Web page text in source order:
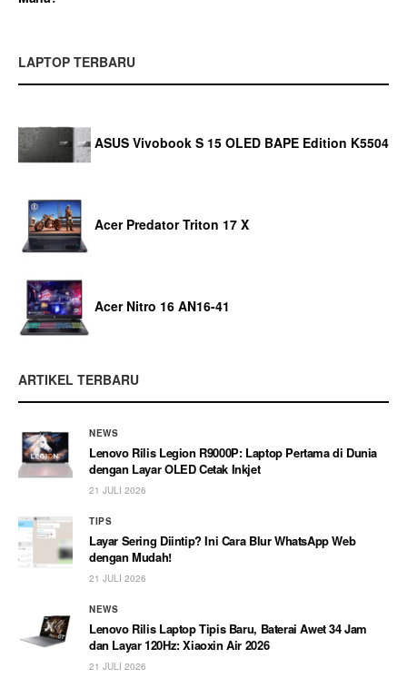
LAPTOP TERBARU
ASUS Vivobook S 15 OLED BAPE Edition K5504
Acer Predator Triton 17 X
Acer Nitro 16 AN16-41
ARTIKEL TERBARU
NEWS
Lenovo Rilis Legion R9000P: Laptop Pertama di Dunia
dengan Layar OLED Cetak Inkjet
21 JULI 2026
TIPS
Layar Sering Diintip? Ini Cara Blur WhatsApp Web
dengan Mudah!
21 JULI 2026
NEWS
Lenovo Rilis Laptop Tipis Baru, Baterai Awet 34 Jam
dan Layar 120Hz: Xiaoxin Air 2026
21 JULI 2026